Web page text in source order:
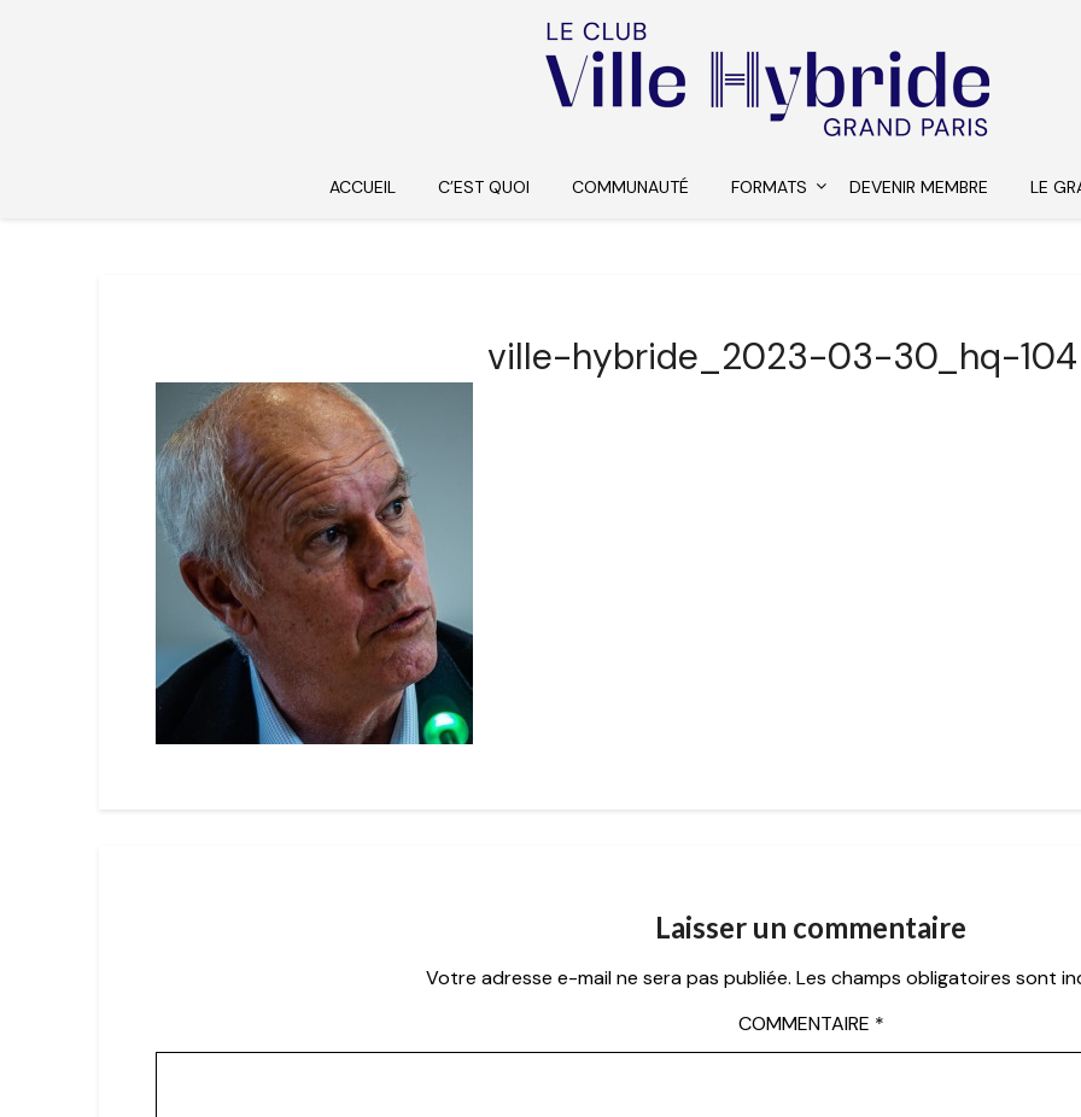
ACCUEIL C’EST QUOI COMMUNAUTÉ FORMATS DEVENIR MEMBRE LE
ville-hybride_2023-03-30_hq-
Laisser un commentaire
Votre adresse e-mail ne sera pas publiée. Les champs obligatoires sont
COMMENTAIRE *